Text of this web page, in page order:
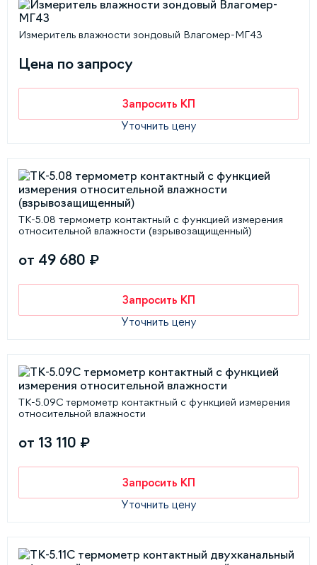
Измеритель влажности зондовый Влагомер-МГ4З
Цена по запросу
Запросить КП
Уточнить цену
ТК-5.08 термометр контактный с функцией измерения
относительной влажности (взрывозащищенный)
от 49 680 ₽
Запросить КП
Уточнить цену
ТК-5.09С термометр контактный с функцией измерения
относительной влажности
от 13 110 ₽
Запросить КП
Уточнить цену